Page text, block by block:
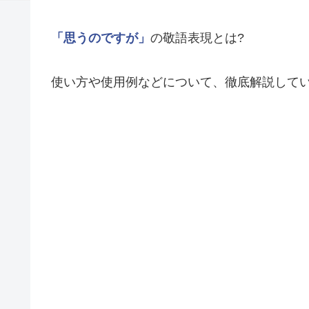
「思うのですが」 の敬語表現とは?
使い方や使用例などについて、徹底解説して